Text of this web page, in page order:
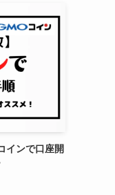
インで口座開